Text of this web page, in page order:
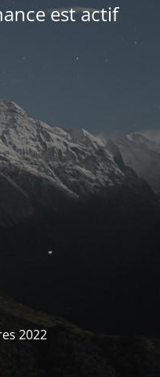
est actif
2022